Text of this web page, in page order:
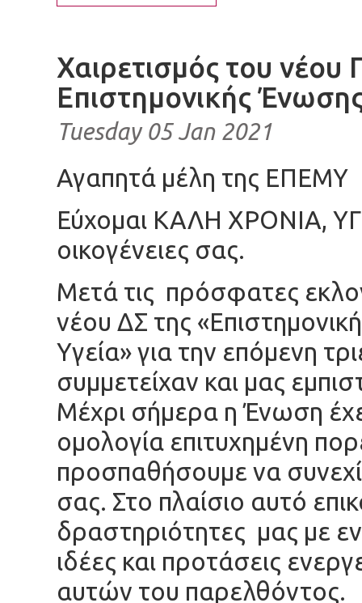
Χαιρετισμός του νέου
Επιστημονικής
Tuesday 05 Jan 2021
Αγαπητά μέλη της ΕΠΕΜΥ
Εύχομαι ΚΑΛΗ ΧΡΟΝΙΑ,
οικογένειες σας.
Μετά τις πρόσφατες
νέου ΔΣ της
Υγεία» για την επόμενη
συμμετείχαν και μας
Μέχρι σήμερα η Ένωση
ομολογία επιτυχημένη
προσπαθήσουμε να
σας. Στο πλαίσιο αυτό
δραστηριότητες μας με
ιδέες και προτάσεις
αυτών του παρελθόντος.